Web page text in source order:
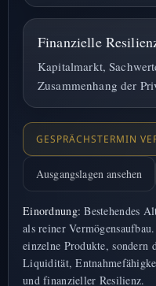
Finanzielle
Kapitalmarkt,
Zusammenhang der
GESPRÄCHSTERMIN
Ausgangslagen ansehen
Einordnung: Bestehendes
als reiner
einzelne Produkte, sondern
Liquidität,
und finanzieller Resilienz.